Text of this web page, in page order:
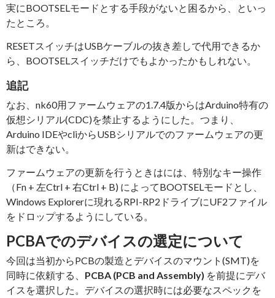
実にBOOTSELモードとする手段がないと困るから、といっ
たところ。
RESETスイッチはUSBケーブルの抜き差しで代用できるか
ら、BOOTSELスイッチだけでもよかったかもしれない。
追記
なお、nk60用ファームウェアの1.7.4版からはArduino特有の
仮想シリアル(CDC)を禁止するようにした。つまり、
Arduino IDEやcliからUSBシリアルでのファームウェアの更
新はできない。
ファームウェアの更新を行うときはには、特別なキー操作
（Fn + 左Ctrl + 右Ctrl + B) によってBOOTSELモードとし、
Windows Explorerに現れるRPI-RP2ドライブにUF2ファイル
をドロップするようにしている。
PCBAでのデバイスの選定について
今回は当初からPCBの製造とデバイスのマウント(SMT)を
同時に依頼する、 PCBA (PCB and Assembly) を前提にデバ
イスを選択した。デバイスの選択時には必要なスペックを